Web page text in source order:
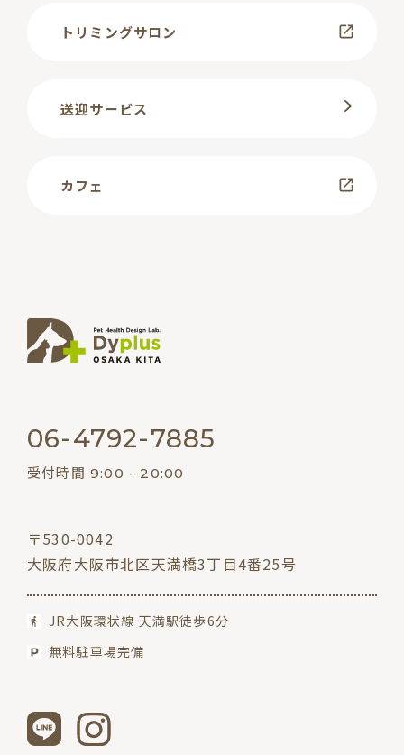
トリミングサロン
送迎サービス
カフェ
06-4792-7885
受付時間 9:00 - 20:00
〒530-0042
大阪府大阪市北区天満橋3丁目4番25号
JR大阪環状線 天満駅徒歩6分
無料駐車場完備